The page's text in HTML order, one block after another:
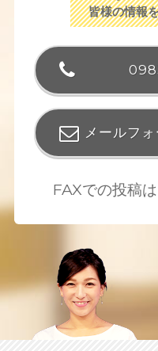
皆様の情報
メールフ
FAXでの投稿は